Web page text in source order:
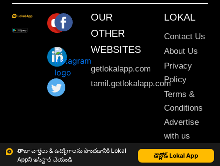
తాజా వార్తలు & ఉద్యోగాలను పొందడానికి Lokal
Appని ఇన్‌స్టాల్ చేయండి
డౌన్లోడ్ Lokal App
OUR
OTHER
WEBSITES
getlokalapp.com
tamil.getlokalapp.com
LOKAL
Contact Us
About Us
Privacy
Policy
Terms &
Conditions
Advertise
with us
Sitemap
This material may not be published, transmitted, rewritten or redistributed. © 2020 Lokal App. All rights reserved.